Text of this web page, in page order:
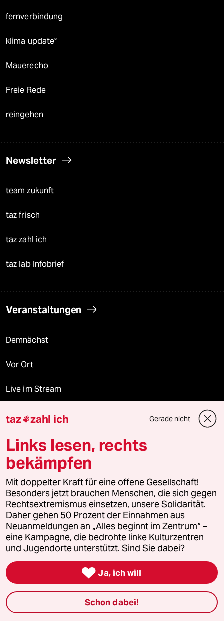
fernverbindung
klima update°
Mauerecho
Freie Rede
reingehen
Newsletter
team zukunft
taz frisch
taz zahl ich
taz lab Infobrief
Veranstaltungen
Demnächst
Vor Ort
Live im Stream
Vergangene
taz lab 2027
Mehr taz Lesestoff
taz Blogs
taz FUTURZWEI
Le Monde diplomatique
taz Archiv
taz zahl ich Gerade nicht
Links lesen, rechts
bekämpfen
Mit doppelter Kraft für eine offene Gesellschaft!
Besonders jetzt brauchen Menschen, die sich gegen
Rechtsextremismus einsetzen, unsere Solidarität.
Daher gehen 50 Prozent der Einnahmen aus
Neuanmeldungen an „Alles beginnt im Zentrum“ –
eine Kampagne, die bedrohte linke Kulturzentren
und Jugendorte unterstützt. Sind Sie dabei?
 Ja, ich will
Schon dabei!